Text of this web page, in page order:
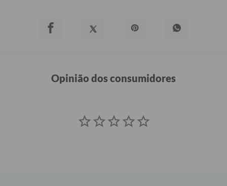
Opinião dos consumidores